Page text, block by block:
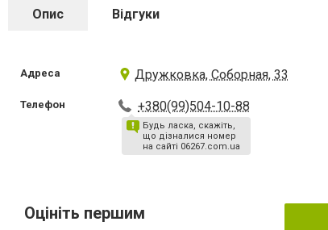
Опис Відгуки
Адреса Дружковка, Соборная, 33
Телефон +380(99)504-10-88
Будь ласка, скажіть,
що дізналися номер
на сайті 06267.com.ua
Оцініть першим